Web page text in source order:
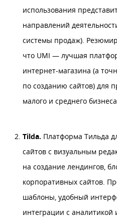
использования
направлений
системы продаж).
что UMI — лучшая
интернет-магазина (а
по созданию сайтов) для
малого и среднего
Tilda. Платформа Тильда
сайтов с визуальным
на создание лендингов,
корпоративных сайтов.
шаблоны, удобный
интеграции с аналитикой